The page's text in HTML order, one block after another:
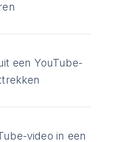
een YouTube-
video in een